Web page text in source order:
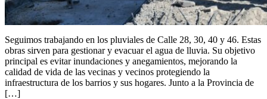
Seguimos trabajando en los pluviales de Calle 28, 30, 40 y 46. Estas
obras sirven para gestionar y evacuar el agua de lluvia. Su objetivo
principal es evitar inundaciones y anegamientos, mejorando la
calidad de vida de las vecinas y vecinos protegiendo la
infraestructura de los barrios y sus hogares. Junto a la Provincia de
[…]